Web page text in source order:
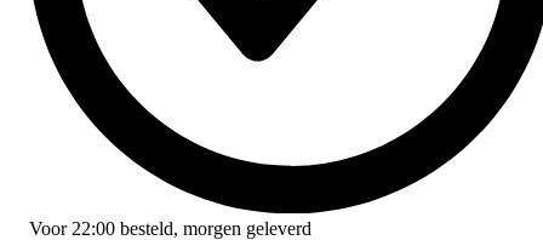
Voor 22:00 besteld, morgen geleverd